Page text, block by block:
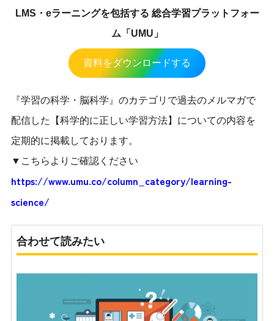
LMS・eラーニングを包括する 総合学習プラットフォー
ム「UMU」
資料をダウンロードする
『学習の科学・脳科学』のカテゴリで過去のメルマガで
配信した【科学的に正しい学習方法】についての内容を
定期的に掲載しております。
▼こちらよりご確認ください
https://www.umu.co/column_category/learning-
science/
合わせて読みたい